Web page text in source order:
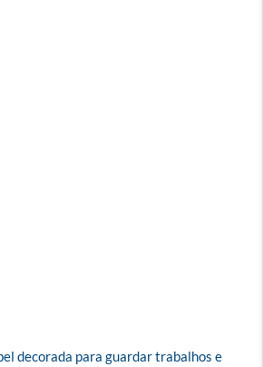
decorada para guardar trabalhos e